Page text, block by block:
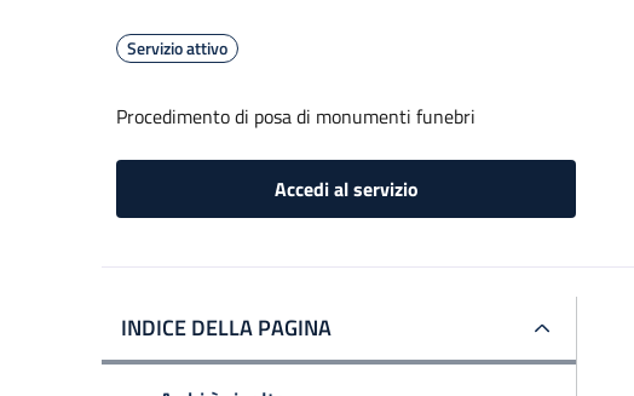
Servizio attivo
Procedimento di posa di monumenti funebri
Accedi al servizio
INDICE DELLA PAGINA